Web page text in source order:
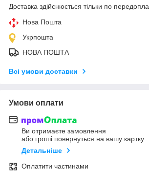
Доставка здійснюється тільки по
Нова Пошта
Укрпошта
НОВА ПОШТА
Всі умови доставки
Умови оплати
Ви отримаєте замовлення
або гроші повернуться на вашу картку
Детальніше
Оплатити частинами